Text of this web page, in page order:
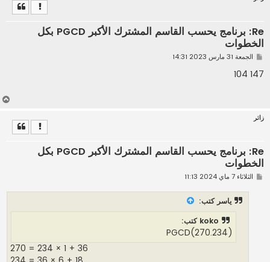
Re: برنامج يحسب القاسم المشترك الأكبر PGCD بكل
الخطوات
م
ا
ر
الجمعة 31 مارس 2023 14:31
147 104
زائر
Re: برنامج يحسب القاسم المشترك الأكبر PGCD بكل
الخطوات
مالثلاثاء 7 ماي 2024 11:13
ياسر كتب:
koko كتب:
(PGCD(270.234
270 = 234 × 1 + 36